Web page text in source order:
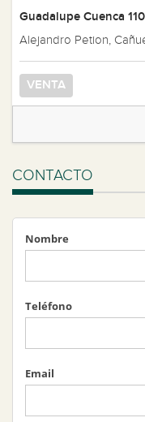
Guadalupe Cuenca
Alejandro Petion,
VENTA
CONTACTO
Nombre
Teléfono
Email